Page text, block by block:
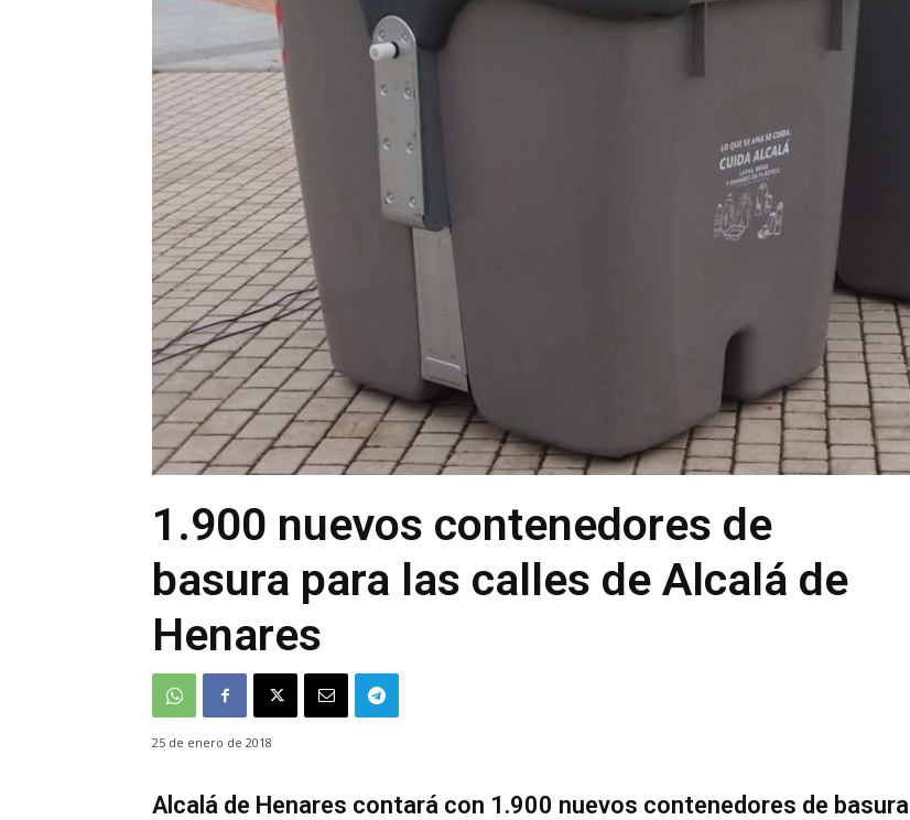
1.900 nuevos contenedores de
basura para las calles de Alcalá de
Henares
25 de enero de 2018
Alcalá de Henares contará con 1.900 nuevos contenedores de basura